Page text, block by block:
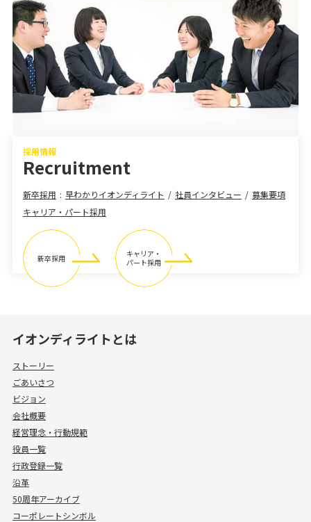
採用情報
Recruitment
新卒採用 早わかりイオンディライト 社員インタビュー
募集要項
キャリア・パート採用
新卒採用
キャリア・
パート採用
イオンディライトとは
ストーリー
ごあいさつ
ビジョン
会社概要
経営理念・行動規範
役員一覧
行政登録一覧
沿革
50周年アーカイブ
コーポレートシンボル